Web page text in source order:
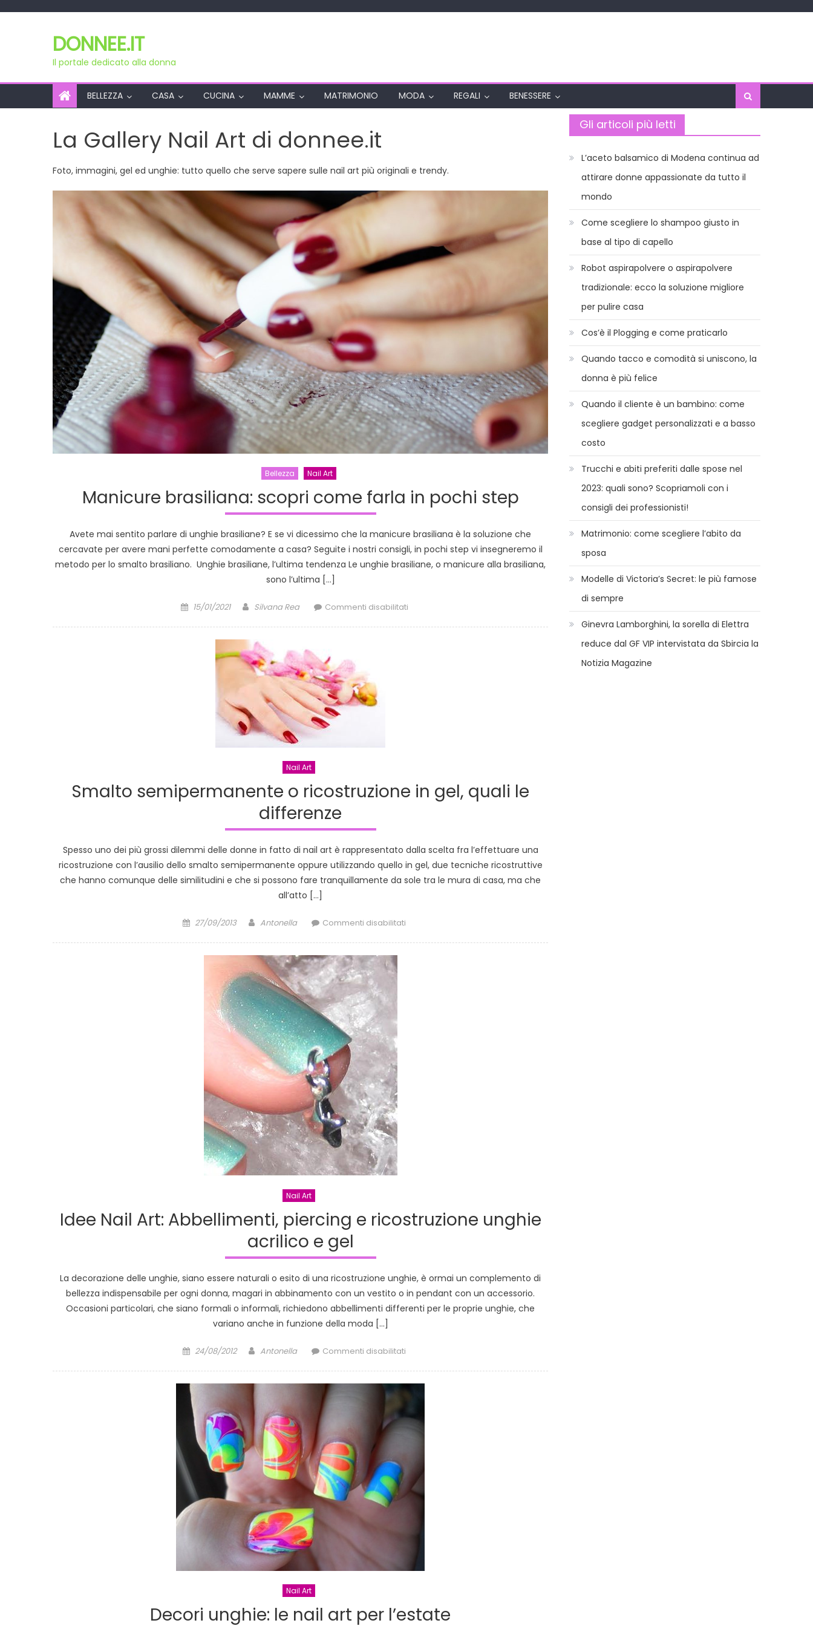
DONNEE.IT
Il portale dedicato alla donna
BELLEZZA CASA CUCINA MAMME MATRIMONIO MODA REGALI BENESSERE
La Gallery Nail Art di donnee.it
Foto, immagini, gel ed unghie: tutto quello che serve sapere sulle nail art più originali e trendy.
Bellezza Nail Art
Manicure brasiliana: scopri come farla in pochi step
Avete mai sentito parlare di unghie brasiliane? E se vi dicessimo che la manicure brasiliana è la soluzione che
cercavate per avere mani perfette comodamente a casa? Seguite i nostri consigli, in pochi step vi insegneremo il
metodo per lo smalto brasiliano. Unghie brasiliane, l’ultima tendenza Le unghie brasiliane, o manicure alla brasiliana,
sono l’ultima […]
Posted
15/01/2021 Author
Silvana Rea Commenti disabilitatisu
Nail Art
Smalto semipermanente o ricostruzione in gel, quali le
differenze
Spesso uno dei più grossi dilemmi delle donne in fatto di nail art è rappresentato dalla scelta fra l’effettuare una
ricostruzione con l’ausilio dello smalto semipermanente oppure utilizzando quello in gel, due tecniche ricostruttive
che hanno comunque delle similitudini e che si possono fare tranquillamente da sole tra le mura di casa, ma che
all’atto […]
Posted
27/09/2013 Author
Antonella Commenti disabilitati
Nail Art
Idee Nail Art: Abbellimenti, piercing e ricostruzione unghie
acrilico e gel
La decorazione delle unghie, siano essere naturali o esito di una ricostruzione unghie, è ormai un complemento di
bellezza indispensabile per ogni donna, magari in abbinamento con un vestito o in pendant con un accessorio.
Occasioni particolari, che siano formali o informali, richiedono abbellimenti differenti per le proprie unghie, che
variano anche in funzione della moda […]
Posted
24/08/2012 Author
Antonella Commenti disabilitati
Art:
piercing
acrilico
e
Nail Art
Decori unghie: le nail art per l’estate
Gli articoli più letti
L’aceto balsamico di Modena continua ad
attirare donne appassionate da tutto il
mondo
Come scegliere lo shampoo giusto in
base al tipo di capello
Robot aspirapolvere o aspirapolvere
tradizionale: ecco la soluzione migliore
per pulire casa
Cos’è il Plogging e come praticarlo
Quando tacco e comodità si uniscono, la
donna è più felice
Quando il cliente è un bambino: come
scegliere gadget personalizzati e a basso
costo
Trucchi e abiti preferiti dalle spose nel
2023: quali sono? Scopriamoli con i
consigli dei professionisti!
Matrimonio: come scegliere l’abito da
sposa
Modelle di Victoria’s Secret: le più famose
di sempre
Ginevra Lamborghini, la sorella di Elettra
reduce dal GF VIP intervistata da Sbircia la
Notizia Magazine